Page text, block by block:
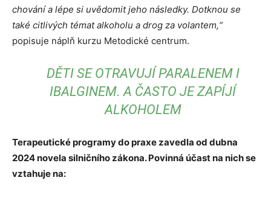
chování a lépe si uvědomit jeho následky. Dotknou se
také citlivých témat alkoholu a drog za volantem,“
popisuje náplň kurzu Metodické centrum.
DĚTI SE OTRAVUJÍ PARALENEM I
IBALGINEM. A ČASTO JE ZAPÍJÍ
ALKOHOLEM
Terapeutické programy do praxe zavedla od dubna
2024 novela silničního zákona. Povinná účast na nich se
vztahuje na: